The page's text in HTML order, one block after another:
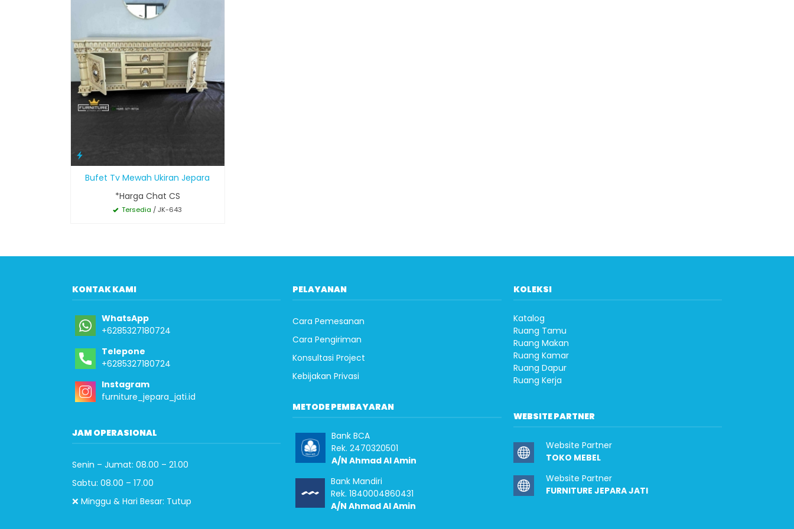
Bufet Tv Mewah Ukiran Jepara
*Harga Chat CS
Tersedia / JK-643
KONTAK KAMI
WhatsApp
+6285327180724
Telepone
+6285327180724
Instagram
furniture_jepara_jati.id
JAM OPERASIONAL
Senin – Jumat: 08.00 – 21.00
Sabtu: 08.00 – 17.00
❌ Minggu & Hari Besar: Tutup
PELAYANAN
Cara Pemesanan
Cara Pengiriman
Konsultasi Project
Kebijakan Privasi
METODE PEMBAYARAN
Bank BCA
Rek. 2470320501
A/N Ahmad Al Amin
Bank Mandiri
Rek. 1840004860431
A/N Ahmad Al Amin
KOLEKSI
Katalog
Ruang Tamu
Ruang Makan
Ruang Kamar
Ruang Dapur
Ruang Kerja
WEBSITE PARTNER
Website Partner
TOKO MEBEL
Website Partner
FURNITURE JEPARA JATI